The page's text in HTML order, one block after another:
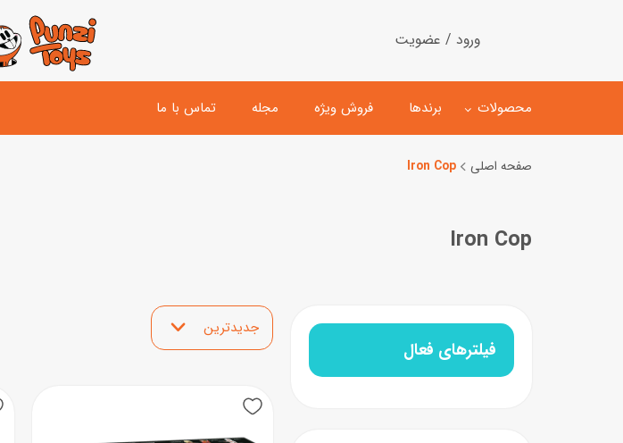
ورود / عضویت
محصولات
اسباب‌بازی‌ ساختنی
ماشین اسباب بازی
ربات و اسباب‌بازیهای عملکردی
هلیکوپتر و هواپیما
برندها فروش ویژه مجله تماس با ما
صفحه اصلی Iron Cop
Iron Cop
فیلترهای فعال
مرتب‌سازی محصولات